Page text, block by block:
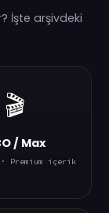
İşte arşivdeki
🎬
/ Max
Premium içerik